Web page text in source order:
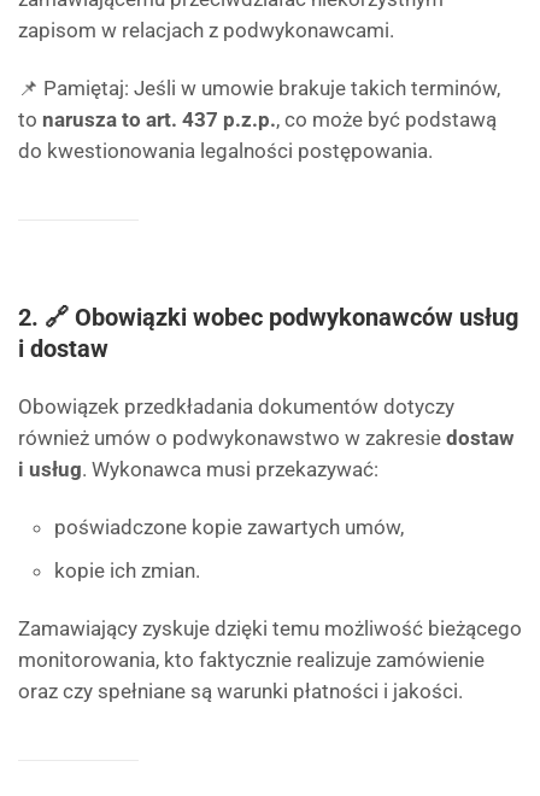
zapisom w relacjach z podwykonawcami.
📌 Pamiętaj: Jeśli w umowie brakuje takich terminów,
to narusza to art. 437 p.z.p., co może być podstawą
do kwestionowania legalności postępowania.
2. 🔗 Obowiązki wobec podwykonawców usług
i dostaw
Obowiązek przedkładania dokumentów dotyczy
również umów o podwykonawstwo w zakresie dostaw
i usług. Wykonawca musi przekazywać:
poświadczone kopie zawartych umów,
kopie ich zmian.
Zamawiający zyskuje dzięki temu możliwość bieżącego
monitorowania, kto faktycznie realizuje zamówienie
oraz czy spełniane są warunki płatności i jakości.